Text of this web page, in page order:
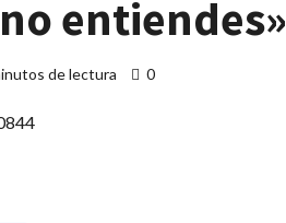
entiendes»
de lectura 0